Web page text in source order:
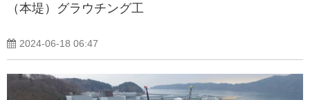
（本堤）グラウチング工
2024-06-18 06:47